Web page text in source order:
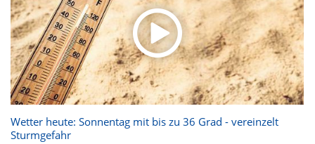
Wetter heute: Sonnentag mit bis zu 36 Grad - vereinzelt
Sturmgefahr